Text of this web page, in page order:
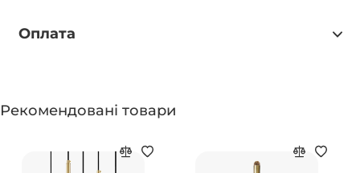
Оплата
Рекомендовані товари